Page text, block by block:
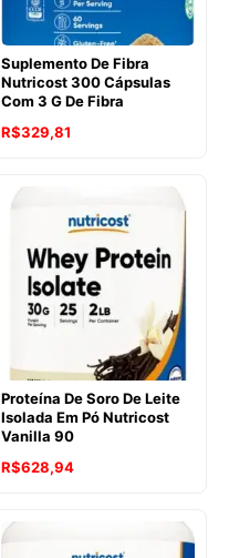
Suplemento De Fibra
Nutricost 300 Cápsulas
Com 3 G De Fibra
R$329,81
Proteína De Soro De Leite
Isolada Em Pó Nutricost
Vanilla 90
R$628,94